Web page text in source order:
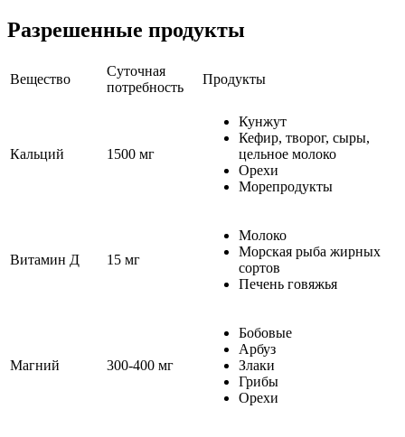
Разрешенные продукты
Вещество
Суточная
потребность
Продукты
Кальций 1500 мг
Кунжут
Кефир, творог, сыры,
цельное молоко
Орехи
Морепродукты
Витамин Д 15 мг
Молоко
Морская рыба жирных
сортов
Печень говяжья
Магний 300-400 мг
Бобовые
Арбуз
Злаки
Грибы
Орехи